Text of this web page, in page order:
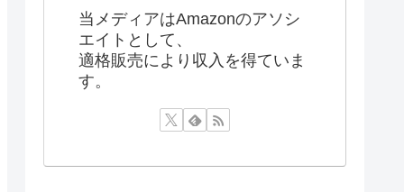
当メディアはAmazonのアソシ
エイトとして、
適格販売により収入を得ていま
す。